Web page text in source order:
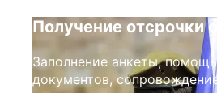
Получение отсрочки
Заполнение анкеты, помощь
документов, сопровождение